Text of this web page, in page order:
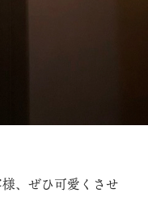
、ぜひ可愛くさせ